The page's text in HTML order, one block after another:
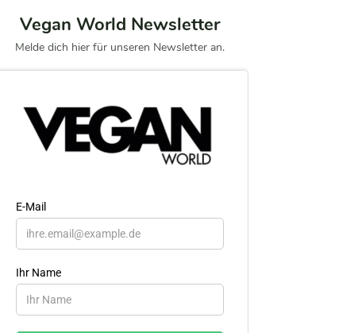
Vegan World Newsletter
Melde dich hier für unseren Newsletter an.